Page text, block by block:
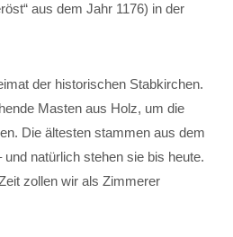
aus dem Jahr 1176) in der
der historischen Stabkirchen.
Masten aus Holz, um die
Die ältesten stammen aus dem
natürlich stehen sie bis heute.
zollen wir als Zimmerer